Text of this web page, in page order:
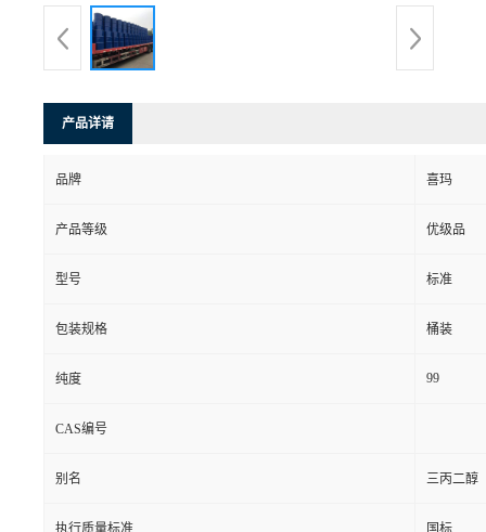
产品详请
品牌 喜玛
产品等级 优级品
型号 标准
包装规格 桶装
纯度 99
CAS编号
别名 三丙二醇
执行质量标准 国标